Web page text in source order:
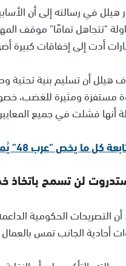
هيلل في رسالته إلى أن
"تتجاهل تمامًا" موقف
أدت إلى إخفاقات
هيلل أن تسليم بنية تحتية
مستفزة ومثيرة للغضب،
أنها فشلت في جميع
يخص "عرب 48" يُمكنك متابعة قناتنا الإخبارية على تلجرام
لن تسمح باتخاذ
أن التصريحات الحكومية
أحادية الجانب تمس